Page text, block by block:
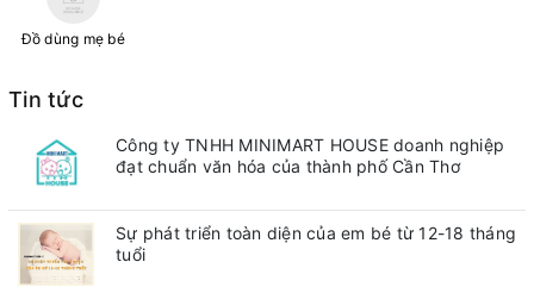
Đồ dùng mẹ bé
Tin tức
Công ty TNHH MINIMART HOUSE doanh nghiệp
đạt chuẩn văn hóa của thành phố Cần Thơ
Sự phát triển toàn diện của em bé từ 12-18 tháng
tuổi